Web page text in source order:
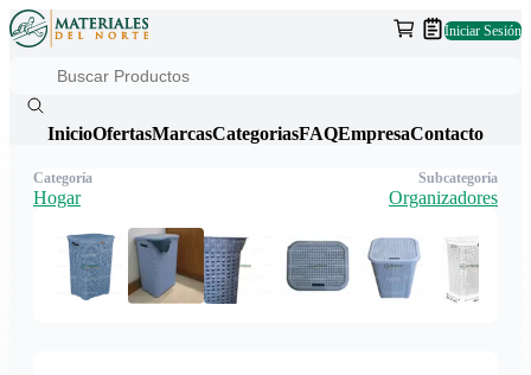
Iniciar Sesión
InicioOfertasMarcasCategoriasFAQEmpresaContacto
Categoría
Hogar
Subcategoría
Organizadores